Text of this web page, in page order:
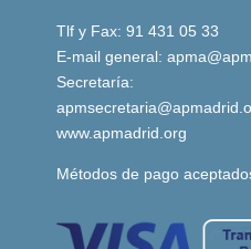
Tlf y Fax: 91 431 05 33
E-mail general:
Secretaría:
www.apmadrid.org
Métodos de pago